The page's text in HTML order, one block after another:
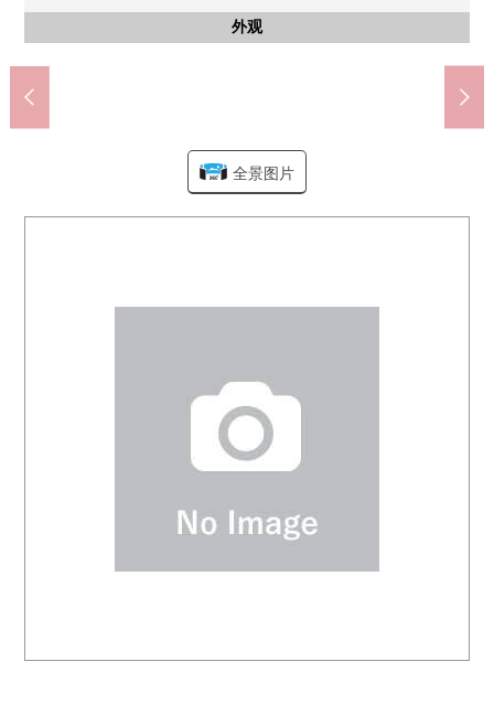
外观
客厅
LDK(约12.3张塌塌米)
厨房
西式房间
西式房间(约6.0张塌塌米东面/)
西式房间
西式房间(约6.0张塌塌米西侧/)
西式房间
西式房间(约5.6张塌塌米)
公共汽车
洗脸
厕所
收纳
收纳(约6.0张塌塌米东面西式房间里面的)
收纳
收纳(约6.0张塌塌米西侧西式房间里面的)
收纳
收纳(约5.6张塌塌米西式房间里面的)
收纳
收纳(走廊部分)
收纳
走入式鞋柜
阳台
阳台(南侧)
风景
来自阳台(南侧)的风景
阳台
阳台(约5.6张塌塌米西式房间一侧)
风景
来自阳台(约5.6张塌塌米西式房间一侧)的风景
阳台
阳台(约6.0张塌塌米西式房间一侧)
其他
厨房柜台
其他
洗碗机
其他
厨房炉子
其他
厨房洗涤槽
其他
浴室换气干燥暖气时机
其他
热水供应器
门口
入口
共有部分
防盗门
共有部分
自行车停放处
共有部分
摩托车堆放处
停车场
共有部分
管理栋
共有部分
名牌
外观
外观
外观
其他
前面道路
其他
前面道路
东原小学(约280m)
大井中学(约1400m)
新鲜市场大井店(约230m)
doragguseimusu富士见野商店(约300m)
市泽公园(约300m)
7-Eleven大井市泽店(约350m)
mami内科诊所(约650m)
大井东的台阶邮局(约700m)
全景图片